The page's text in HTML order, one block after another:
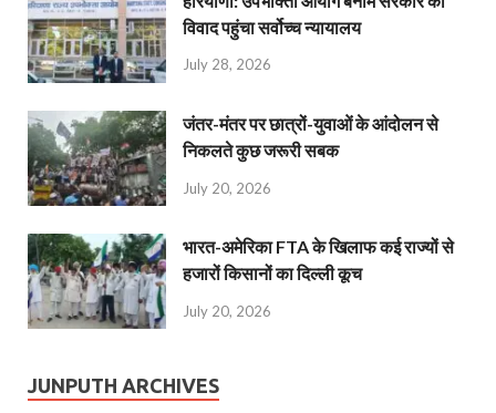
विवाद पहुंचा सर्वोच्च न्यायालय
July 28, 2026
जंतर-मंतर पर छात्रों-युवाओं के आंदोलन से
निकलते कुछ जरूरी सबक
July 20, 2026
भारत-अमेरिका FTA के खिलाफ कई राज्यों से
हजारों किसानों का दिल्ली कूच
July 20, 2026
JUNPUTH ARCHIVES